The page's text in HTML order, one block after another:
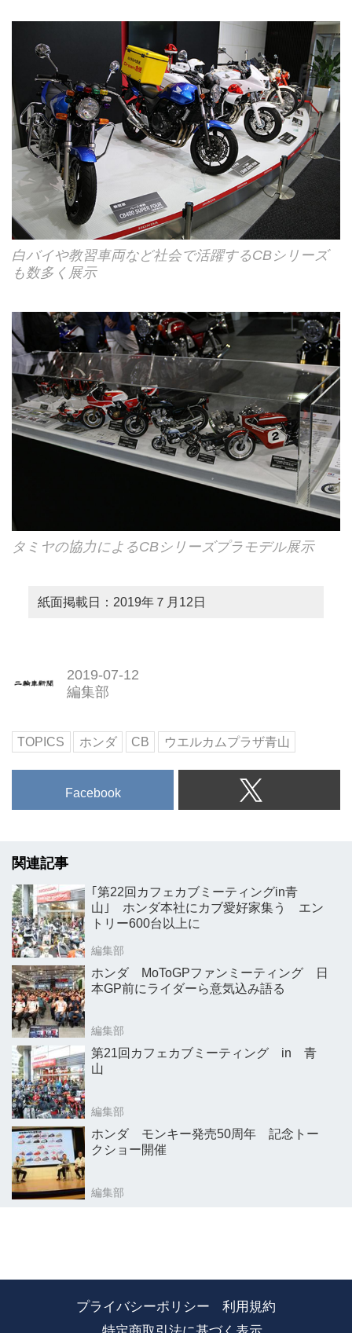
白バイや教習車両など社会で活躍するCBシリーズ
も数多く展示
タミヤの協力によるCBシリーズプラモデル展示
紙面掲載日：2019年７月12日
2019-07-12
編集部
TOPICS ホンダ CB ウエルカムプラザ青山
Facebook
関連記事
｢第22回カフェカブミーティングin青
山｣ ホンダ本社にカブ愛好家集う エン
トリー600台以上に
編集部
ホンダ MoToGPファンミーティング 日
本GP前にライダーら意気込み語る
編集部
第21回カフェカブミーティング in 青
山
編集部
ホンダ モンキー発売50周年 記念トー
クショー開催
編集部
プライバシーポリシー
利用規約